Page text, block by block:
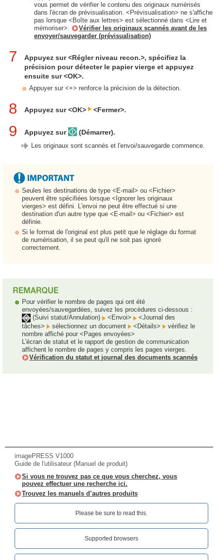
vous permet de vérifier le contenu des originaux numérisés
dans l'écran de prévisualisation. <Prévisualisation> ne s'affiche
pas lorsque <Boîte aux lettres> est sélectionné dans <Lire et
mémoriser>.
Vérifier les originaux scannés avant de les
envoyer/sauvegarder (prévisualisation)
7
Appuyez sur <Régler niveau recon.>, spécifiez la
précision pour détecter le papier vierge et appuyez
ensuite sur <OK>.
Appuyer sur <+> renforce la précision de la détection.
8 Appuyez sur <OK> <Fermer>.
9 Appuyez sur (Démarrer).
Les originaux sont scannés et l'envoi/sauvegarde commence.
Seules les destinations de type <E-mail> ou <Fichier>
peuvent être spécifiées lorsque <Ignorer les originaux
vierges> est défini. L'envoi ne peut être effectué si une
destination d'un autre type que <E-mail> ou <Fichier> est
définie.
Si le format de l'original est plus petit que le réglage du format
de numérisation, il se peut qu'il ne soit pas ignoré
correctement.
Pour vérifier le nombre de pages qui ont été
envoyées/sauvegardées, suivez les procédures ci-dessous :
(Suivi statut/Annulation)
<Envoi>
<Journal des
tâches>
sélectionnez un document <Détails>
vérifiez le
nombre affiché pour <Pages envoyées>
L'écran de statut et le rapport de gestion de communication
affichent le nombre de pages y compris les pages vierges.
Vérification du statut et journal des documents scannés
imagePRESS V1000
Guide de l'utilisateur (Manuel de produit)
Si vous ne trouvez pas ce que vous cherchez, vous
pouvez effectuer une recherche ici.
Trouvez les manuels d’autres produits
Please be sure to read this.‎
Supported browsers